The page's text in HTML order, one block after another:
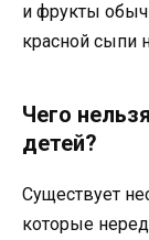
и фрукты
красной сыпи
Чего
детей?
Существует
которые